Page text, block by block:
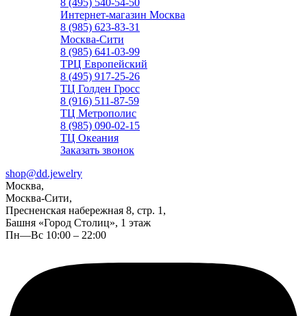
8 (495) 540-54-50
Интернет-магазин Москва
8 (985) 623-83-31
Москва-Сити
8 (985) 641-03-99
ТРЦ Европейский
8 (495) 917-25-26
ТЦ Голден Гросс
8 (916) 511-87-59
ТЦ Метрополис
8 (985) 090-02-15
ТЦ Океания
Заказать звонок
shop@dd.jewelry
Москва,
Москва-Сити,
Пресненская набережная 8, стр. 1,
Башня «Город Столиц», 1 этаж
Пн—Вс 10:00 – 22:00